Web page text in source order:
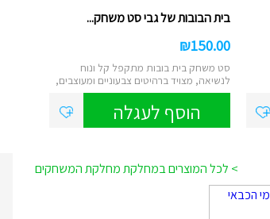
בית הבובות של גבי סט משחק...
150.00
₪
סט משחק בית בובות מתקפל קל ונוח
לנשיאה, מצויד ברהיטים צבעוניים ומעוצבים,
פרטי...
הוסף לעגלה
> לכל המוצרים במחלקת מחלקת המשחקים